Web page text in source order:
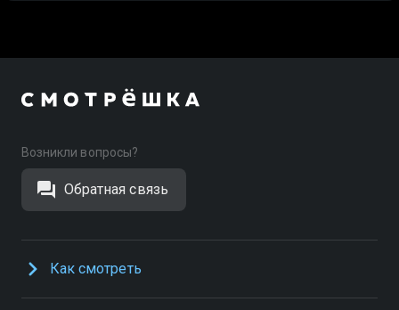
Возникли вопросы?
Обратная связь
Как смотреть